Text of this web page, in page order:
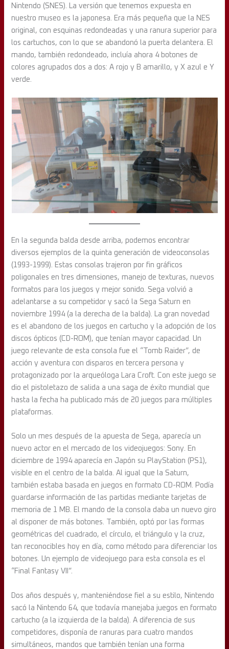
Nintendo (SNES). La versión que tenemos expuesta en
nuestro museo es la japonesa. Era más pequeña que la NES
original, con esquinas redondeadas y una ranura superior para
los cartuchos, con lo que se abandonó la puerta delantera. El
mando, también redondeado, incluía ahora 4 botones de
colores agrupados dos a dos: A rojo y B amarillo, y X azul e Y
verde.
En la segunda balda desde arriba, podemos encontrar
diversos ejemplos de la quinta generación de videoconsolas
(1993-1999). Estas consolas trajeron por fin gráficos
poligonales en tres dimensiones, manejo de texturas, nuevos
formatos para los juegos y mejor sonido. Sega volvió a
adelantarse a su competidor y sacó la Sega Saturn en
noviembre 1994 (a la derecha de la balda). La gran novedad
es el abandono de los juegos en cartucho y la adopción de los
discos ópticos (CD-ROM), que tenían mayor capacidad. Un
juego relevante de esta consola fue el “Tomb Raider”, de
acción y aventura con disparos en tercera persona y
protagonizado por la arqueóloga Lara Croft. Con este juego se
dio el pistoletazo de salida a una saga de éxito mundial que
hasta la fecha ha publicado más de 20 juegos para múltiples
plataformas.
Solo un mes después de la apuesta de Sega, aparecía un
nuevo actor en el mercado de los videojuegos: Sony. En
diciembre de 1994 aparecía en Japón su PlayStation (PS1),
visible en el centro de la balda. Al igual que la Saturn,
también estaba basada en juegos en formato CD-ROM. Podía
guardarse información de las partidas mediante tarjetas de
memoria de 1 MB. El mando de la consola daba un nuevo giro
al disponer de más botones. También, optó por las formas
geométricas del cuadrado, el círculo, el triángulo y la cruz,
tan reconocibles hoy en día, como método para diferenciar los
botones. Un ejemplo de videojuego para esta consola es el
“Final Fantasy VII”.
Dos años después y, manteniéndose fiel a su estilo, Nintendo
sacó la Nintendo 64, que todavía manejaba juegos en formato
cartucho (a la izquierda de la balda). A diferencia de sus
competidores, disponía de ranuras para cuatro mandos
simultáneos, mandos que también tenían una forma